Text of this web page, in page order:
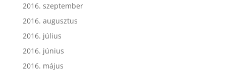
2016. szeptember
2016. augusztus
2016. július
2016. június
2016. május